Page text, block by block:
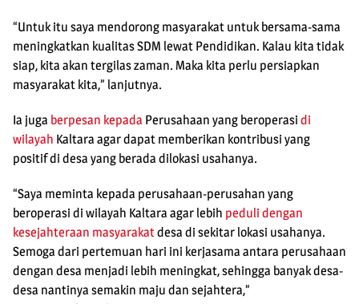
“Untuk itu saya mendorong masyarakat untuk bersama-sama
meningkatkan kualitas SDM lewat Pendidikan. Kalau kita tidak
siap, kita akan tergilas zaman. Maka kita perlu persiapkan
masyarakat kita,” lanjutnya.
Ia juga berpesan kepada Perusahaan yang beroperasi di
wilayah Kaltara agar dapat memberikan kontribusi yang
positif di desa yang berada dilokasi usahanya.
“Saya meminta kepada perusahaan-perusahan yang
beroperasi di wilayah Kaltara agar lebih peduli dengan
kesejahteraan masyarakatdesa di sekitar lokasi usahanya.
Semoga dari pertemuan hari ini kerjasama antara perusahaan
dengan desa menjadi lebih meningkat, sehingga banyak desa-
desa nantinya semakin maju dan sejahtera,”